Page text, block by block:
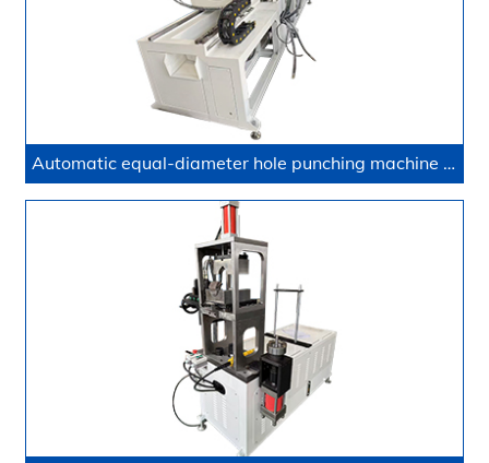
Automatic equal-diameter hole punching machine for liquid-cooled pipes